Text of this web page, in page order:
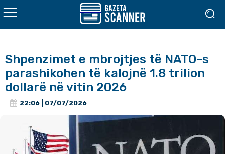
Shpenzimet e mbrojtjes të NATO-s
parashikohen të kalojnë 1.8 trilion
dollarë në vitin 2026
22:06 | 07/07/2026